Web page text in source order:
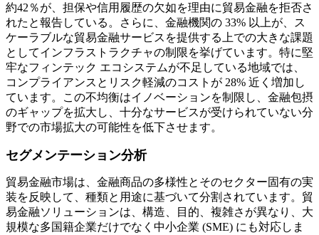
約42％が、担保や信用履歴の欠如を理由に貿易金融を拒否さ
れたと報告している。さらに、金融機関の 33% 以上が、ス
ケーラブルな貿易金融サービスを提供する上での大きな課題
としてインフラストラクチャの制限を挙げています。特に堅
牢なフィンテック エコシステムが不足している地域では、
コンプライアンスとリスク軽減のコストが 28% 近く増加し
ています。この不均衡はイノベーションを制限し、金融包摂
のギャップを拡大し、十分なサービスが受けられていない分
野での市場拡大の可能性を低下させます。
セグメンテーション分析
貿易金融市場は、金融商品の多様性とそのセクター固有の実
装を反映して、種類と用途に基づいて分割されています。貿
易金融ソリューションは、構造、目的、複雑さが異なり、大
規模な多国籍企業だけでなく中小企業 (SME) にも対応しま